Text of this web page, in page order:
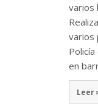
varios
varios
en
Leer